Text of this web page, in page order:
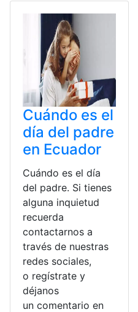
Países,Portugal
Cuándo es el
día del padre
en Ecuador
Cuándo es el día
del padre. Si tienes
alguna inquietud
recuerda
contactarnos a
través de nuestras
redes sociales,
o regístrate y
déjanos
un comentario en